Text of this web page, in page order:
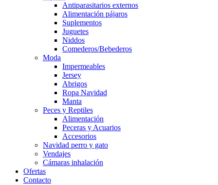
Antiparasitarios externos
Alimentación pájaros
Suplementos
Juguetes
Niddos
Comederos/Bebederos
Moda
Impermeables
Jersey
Abrigos
Ropa Navidad
Manta
Peces y Reptiles
Alimentación
Peceras y Acuarios
Accesorios
Navidad perro y gato
Vendajes
Cámaras inhalación
Ofertas
Contacto